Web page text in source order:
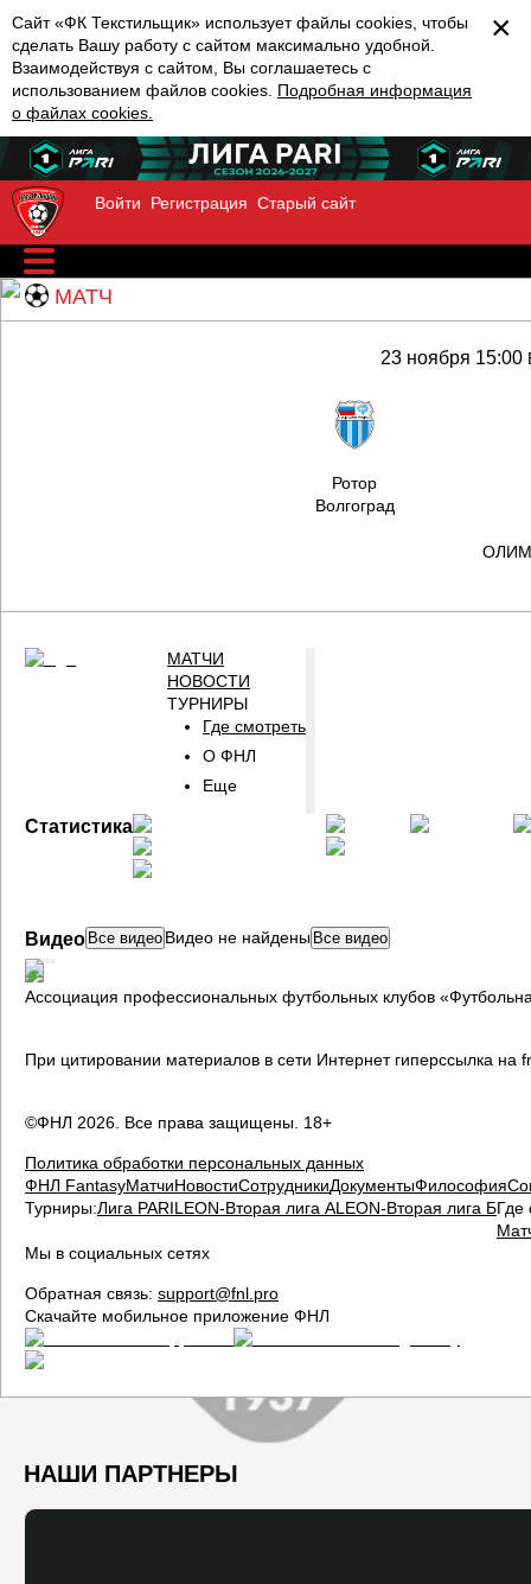
×
Сайт «ФК Текстильщик» использует файлы cookies, чтобы
сделать Вашу работу с сайтом максимально удобной.
Взаимодействуя с сайтом, Вы соглашаетесь с
использованием файлов cookies. Подробная информация
о файлах cookies.
Войти Регистрация Старый сайт
МАТЧ
23 ноября 15:00
Ротор
Волгоград
МАТЧИ
НОВОСТИ
ТУРНИРЫ
Где смотреть
О ФНЛ
Еще
ГЛАВНАЯ
СТРАНИЦА
Статистика
Видео Все видео Видео не найдены Все видео
Ассоциация профессиональных футбольных клубов
При цитировании материалов в сети Интернет гиперссылка на
©ФНЛ 2026. Все права защищены. 18+
Политика обработки персональных данных
ФНЛ FantasyМатчиНовостиСотрудникиДокументыФилософия
Турниры:Лига PARILEON-Вторая лига АLEON-Вторая лига БГде
Мы в социальных сетях
Обратная связь: support@fnl.pro
Скачайте мобильное приложение ФНЛ
НАШИ ПАРТНЕРЫ